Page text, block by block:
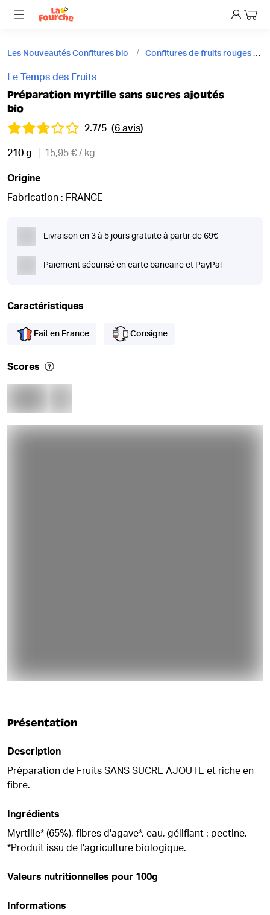
Mon
Les Nouveautés Confitures bio Confitures de fruits rouges bio
Le Temps des Fruits
Préparation myrtille sans sucres ajoutés
bio
2.7/5 (6 avis)
210 g 15,95 € / kg
Origine
Fabrication : FRANCE
Livraison en 3 à 5 jours gratuite à partir de 69€
Paiement sécurisé en carte bancaire et PayPal
Caractéristiques
Fait en France Consigne
Scores
Présentation
Description
Préparation de Fruits SANS SUCRE AJOUTE et riche en
fibre.
Ingrédients
Myrtille* (65%), fibres d'agave*, eau, gélifiant : pectine.
*Produit issu de l'agriculture biologique.
Valeurs nutritionnelles pour 100g
Informations